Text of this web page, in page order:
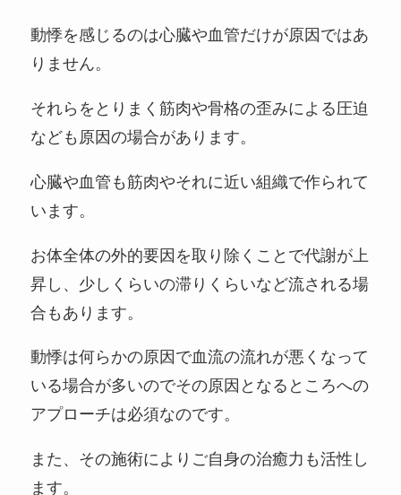
動悸を感じるのは心臓や血管だけが原因ではあ
りません。
それらをとりまく筋肉や骨格の歪みによる圧迫
なども原因の場合があります。
心臓や血管も筋肉やそれに近い組織で作られて
います。
お体全体の外的要因を取り除くことで代謝が上
昇し、少しくらいの滞りくらいなど流される場
合もあります。
動悸は何らかの原因で血流の流れが悪くなって
いる場合が多いのでその原因となるところへの
アプローチは必須なのです。
また、その施術によりご自身の治癒力も活性し
ます。